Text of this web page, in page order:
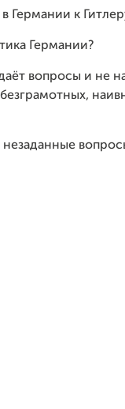
Германии к
Германии?
вопросы и не